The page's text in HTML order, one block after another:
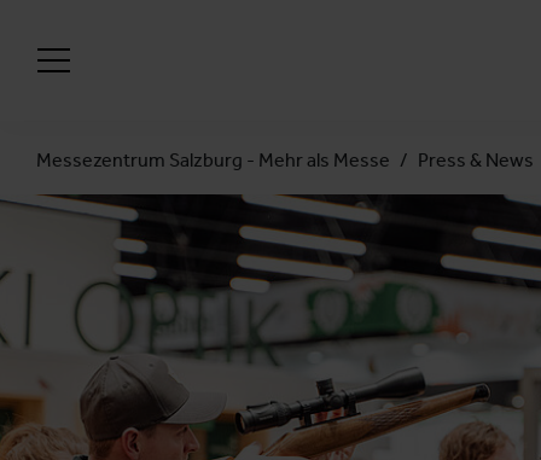
Messezentrum Salzburg - Mehr als Messe Press & News